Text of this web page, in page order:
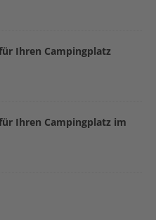
Ihren Campingplatz
Ihren Campingplatz im